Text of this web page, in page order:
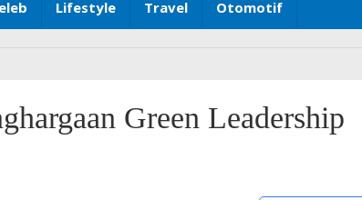
Lifestyle Travel Otomotif
Green Leadership